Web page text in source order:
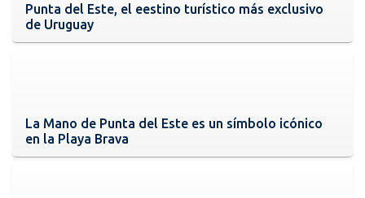
Punta del Este, el eestino turístico más exclusivo
de Uruguay
La Mano de Punta del Este es un símbolo icónico
en la Playa Brava